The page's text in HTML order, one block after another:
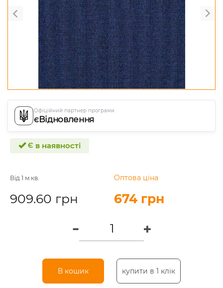
Офіційний партнер програми
єВідновлення
Є в наявності
Від 1 м.кв.
909.60 грн
Оптова ціна
674 грн
В кошик купити в 1 клік